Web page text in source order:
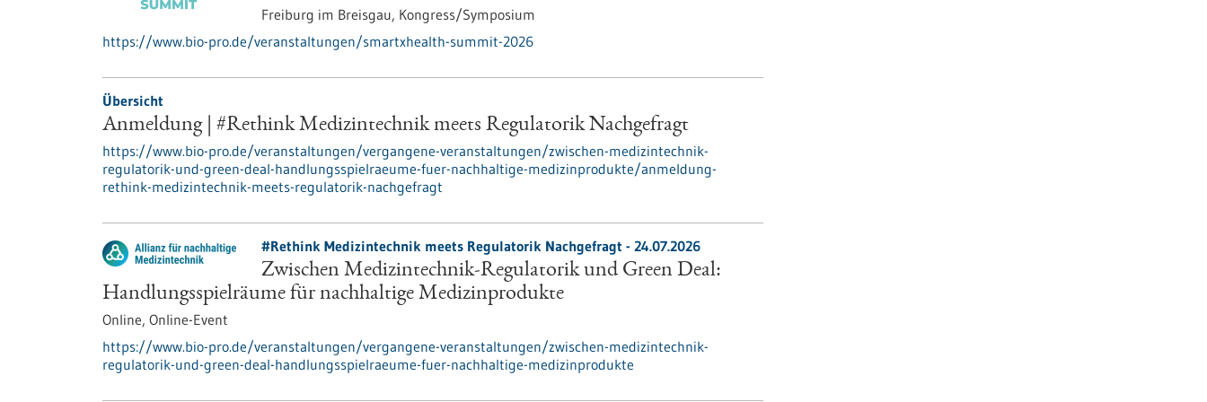
Freiburg im Breisgau, Kongress/Symposium
https://www.bio-pro.de/veranstaltungen/smartxhealth-summit-2026
Übersicht
Anmeldung | #Rethink Medizintechnik meets Regulatorik Nachgefragt
https://www.bio-pro.de/veranstaltungen/vergangene-veranstaltungen/zwischen-medizintechnik-
regulatorik-und-green-deal-handlungsspielraeume-fuer-nachhaltige-medizinprodukte/anmeldung-
rethink-medizintechnik-meets-regulatorik-nachgefragt
#Rethink Medizintechnik meets Regulatorik Nachgefragt - 24.07.2026
Zwischen Medizintechnik-Regulatorik und Green Deal:
Handlungsspielräume für nachhaltige Medizinprodukte
Online, Online-Event
https://www.bio-pro.de/veranstaltungen/vergangene-veranstaltungen/zwischen-medizintechnik-
regulatorik-und-green-deal-handlungsspielraeume-fuer-nachhaltige-medizinprodukte